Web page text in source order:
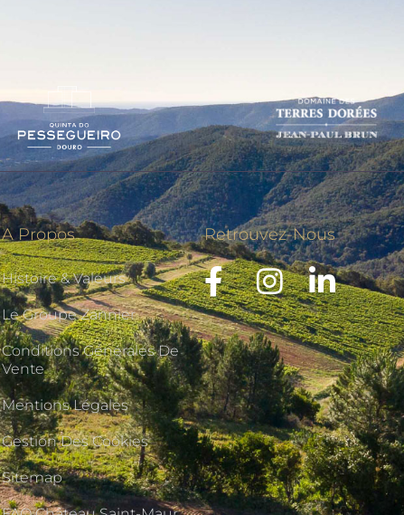
A Propos
Histoire & Valeurs
Le Groupe Zannier
Conditions Générales De
Vente
Mentions Légales
Gestion Des Cookies
Sitemap
Retrouvez-Nous